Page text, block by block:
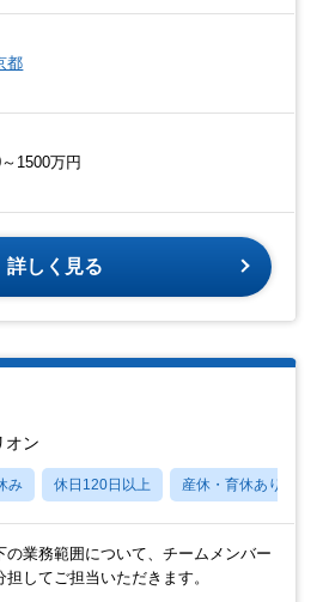
都
1500万円
詳しく見る
オン
み 休日120日以上 産休・育休あり
の業務範囲について、チームメンバー
担してご担当いただきます。